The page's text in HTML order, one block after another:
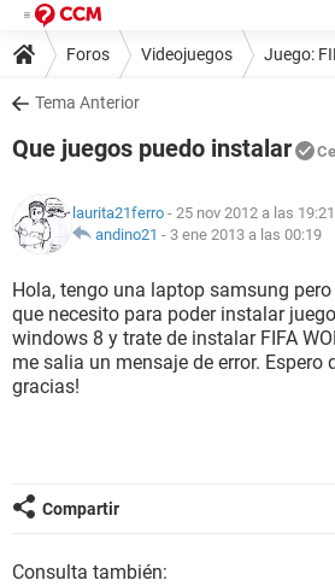
Foros Videojuegos Juego:
Tema Anterior
Que juegos puedo instalar
laurita21ferro - 25 nov 2012 a las 19:21
andino21 - 3 ene 2013 a las 00:19
Hola, tengo una laptop samsung
que necesito para poder instalar
windows 8 y trate de instalar FIFA
me salia un mensaje de error. Espero
gracias!
Compartir
Consulta también: